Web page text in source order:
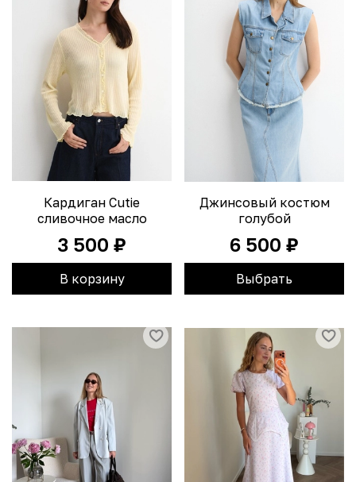
Кардиган Cutie
сливочное масло
3 500 ₽
В корзину
Джинсовый костюм
голубой
6 500 ₽
Выбрать